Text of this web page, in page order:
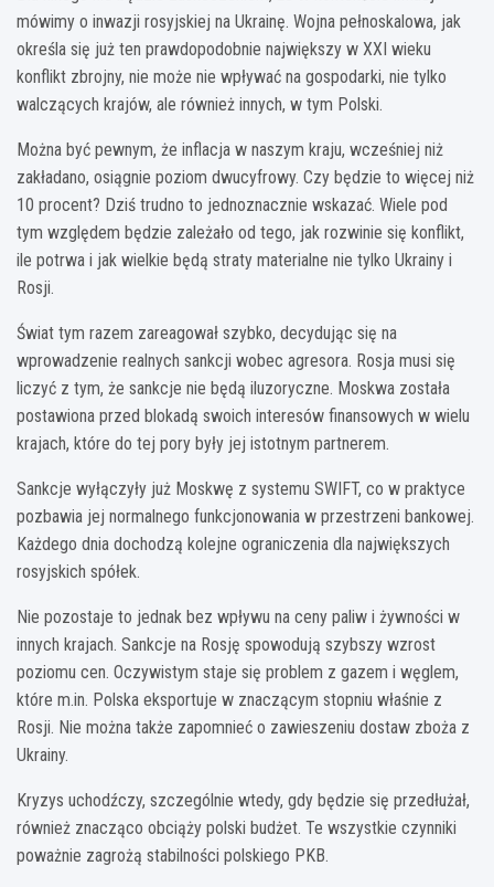
mówimy o inwazji rosyjskiej na Ukrainę. Wojna pełnoskalowa, jak
określa się już ten prawdopodobnie największy w XXI wieku
konflikt zbrojny, nie może nie wpływać na gospodarki, nie tylko
walczących krajów, ale również innych, w tym Polski.
Można być pewnym, że inflacja w naszym kraju, wcześniej niż
zakładano, osiągnie poziom dwucyfrowy. Czy będzie to więcej niż
10 procent? Dziś trudno to jednoznacznie wskazać. Wiele pod
tym względem będzie zależało od tego, jak rozwinie się konflikt,
ile potrwa i jak wielkie będą straty materialne nie tylko Ukrainy i
Rosji.
Świat tym razem zareagował szybko, decydując się na
wprowadzenie realnych sankcji wobec agresora. Rosja musi się
liczyć z tym, że sankcje nie będą iluzoryczne. Moskwa została
postawiona przed blokadą swoich interesów finansowych w wielu
krajach, które do tej pory były jej istotnym partnerem.
Sankcje wyłączyły już Moskwę z systemu SWIFT, co w praktyce
pozbawia jej normalnego funkcjonowania w przestrzeni bankowej.
Każdego dnia dochodzą kolejne ograniczenia dla największych
rosyjskich spółek.
Nie pozostaje to jednak bez wpływu na ceny paliw i żywności w
innych krajach. Sankcje na Rosję spowodują szybszy wzrost
poziomu cen. Oczywistym staje się problem z gazem i węglem,
które m.in. Polska eksportuje w znaczącym stopniu właśnie z
Rosji. Nie można także zapomnieć o zawieszeniu dostaw zboża z
Ukrainy.
Kryzys uchodźczy, szczególnie wtedy, gdy będzie się przedłużał,
również znacząco obciąży polski budżet. Te wszystkie czynniki
poważnie zagrożą stabilności polskiego PKB.